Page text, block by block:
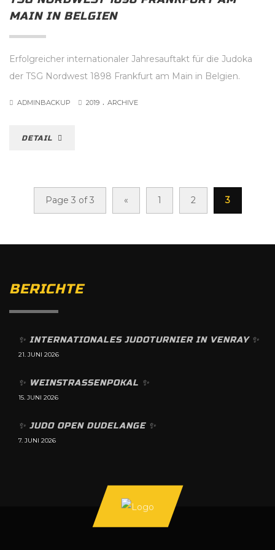
MAIN IN BELGIEN
Erfolgreicher internationaler Jahresauftakt für die Judoka
der TSG Nordwest 1898 Frankfurt am Main in Belgien.
ADMINBACKUP 2019 . ARCHIVE
DETAIL
Page 3 of 3 « 1 2 3
BERICHTE
✨️ INTERNATIONALES JUDOTURNIER IN VENRAY ✨️
21. JUNI 2026
✨️ WEINSTRASSENPOKAL ✨️
15. JUNI 2026
✨️ JUDO OPEN DUDELANGE ✨️
7. JUNI 2026